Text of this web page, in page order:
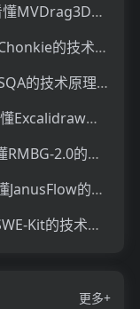
MVDrag3D是什么？一文让你看懂MVDrag3D的技术原理、主要功能、应用场景
Chonkie是什么？一文让你看懂Chonkie的技术原理、主要功能、应用场景
MSQA是什么？一文让你看懂MSQA的技术原理、主要功能、应用场景
Excalidraw是什么？一文让你看懂Excalidraw的技术原理、主要功能、应用场景
RMBG-2.0是什么？一文让你看懂RMBG-2.0的技术原理、主要功能、应用场景
JanusFlow是什么？一文让你看懂JanusFlow的技术原理、主要功能、应用场景
SWE-Kit是什么？一文让你看懂SWE-Kit的技术原理、主要功能、应用场景
更多+